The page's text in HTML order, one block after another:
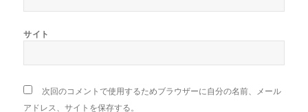
サイト
次回のコメントで使用するためブラウザーに自分の名前、メール
アドレス、サイトを保存する。